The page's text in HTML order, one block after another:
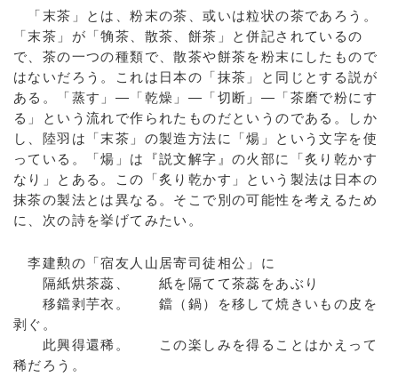
「末茶」とは、粉末の茶、或いは粒状の茶であろう。
「末茶」が「觕茶、散茶、餅茶」と併記されているの
で、茶の一つの種類で、散茶や餅茶を粉末にしたもので
はないだろう。これは日本の「抹茶」と同じとする説が
ある。「蒸す」―「乾燥」―「切断」―「茶磨で粉にす
る」という流れで作られたものだというのである。しか
し、陸羽は「末茶」の製造方法に「煬」という文字を使
っている。「煬」は『説文解字』の火部に「炙り乾かす
なり」とある。この「炙り乾かす」という製法は日本の
抹茶の製法とは異なる。そこで別の可能性を考えるため
に、次の詩を挙げてみたい。
李建勲の「宿友人山居寄司徒相公」に
隔紙烘茶蕊、 紙を隔てて茶蕊をあぶり
移鐺剥芋衣。 鐺（鍋）を移して焼きいもの皮を
剥ぐ。
此興得還稀。 この楽しみを得ることはかえって
稀だろう。